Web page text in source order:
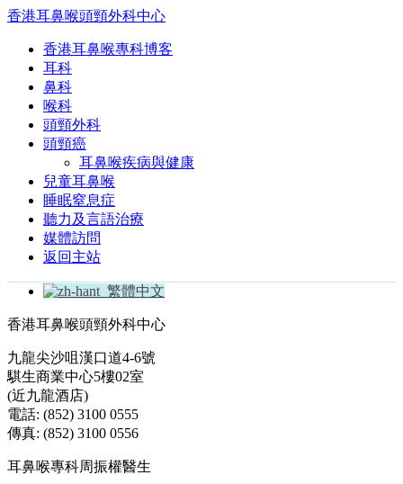
香港耳鼻喉頭頸外科中心
香港耳鼻喉專科博客
耳科
鼻科
喉科
頭頸外科
頭頸癌
耳鼻喉疾病與健康
兒童耳鼻喉
睡眠窒息症
聽力及言語治療
媒體訪問
返回主站
繁體中文
香港耳鼻喉頭頸外科中心
九龍尖沙咀漢口道4-6號
騏生商業中心5樓02室
(近九龍酒店)
電話: (852) 3100 0555
傳真: (852) 3100 0556
耳鼻喉專科周振權醫生